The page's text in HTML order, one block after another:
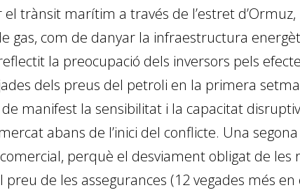
trànsit marítim a través de l’estret
com de danyar la infraestructura
la preocupació dels inversors pels
dels preus del petroli en la primera
manifest la sensibilitat i la capacitat
abans de l’inici del conflicte. Una
perquè el desviament obligat de
preu de les assegurances (12 vegades més